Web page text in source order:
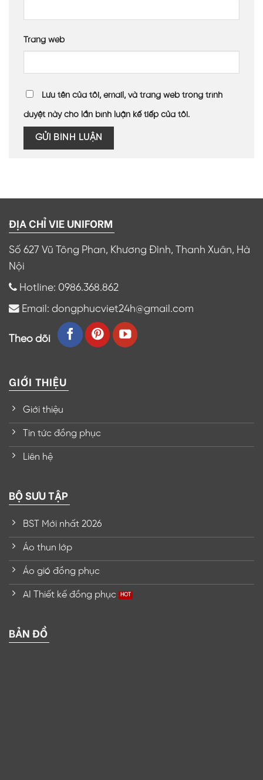
Trang web
Lưu tên của tôi, email, và trang web trong trình
duyệt này cho lần bình luận kế tiếp của tôi.
ĐỊA CHỈ VIE UNIFORM
Số 627 Vũ Tông Phan, Khương Đình, Thanh Xuân, Hà
Nội
Hotline: 0986.368.862
Email: dongphucviet24h@gmail.com
Theo dõi
GIỚI THIỆU
Giới thiệu
Tin tức đồng phục
Liên hệ
BỘ SƯU TẬP
BST Mới nhất 2026
Áo thun lớp
Áo gió đồng phục
AI Thiết kế đồng phục
BẢN ĐỒ